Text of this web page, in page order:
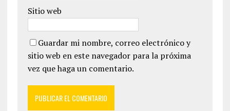
Sitio web
Guardar mi nombre, correo electrónico y
sitio web en este navegador para la próxima
vez que haga un comentario.